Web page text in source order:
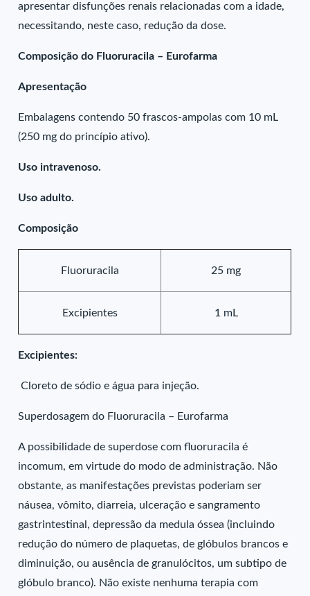
apresentar disfunções renais relacionadas com a idade,
necessitando, neste caso, redução da dose.
Composição do Fluoruracila – Eurofarma
Apresentação
Embalagens contendo 50 frascos-ampolas com 10 mL
(250 mg do princípio ativo).
Uso intravenoso.
Uso adulto.
Composição
Fluoruracila 25 mg
Excipientes 1 mL
Excipientes:
Cloreto de sódio e água para injeção.
Superdosagem do Fluoruracila – Eurofarma
A possibilidade de superdose com fluoruracila é
incomum, em virtude do modo de administração. Não
obstante, as manifestações previstas poderiam ser
náusea, vômito, diarreia, ulceração e sangramento
gastrintestinal, depressão da medula óssea (incluindo
redução do número de plaquetas, de glóbulos brancos e
diminuição, ou ausência de granulócitos, um subtipo de
glóbulo branco). Não existe nenhuma terapia com